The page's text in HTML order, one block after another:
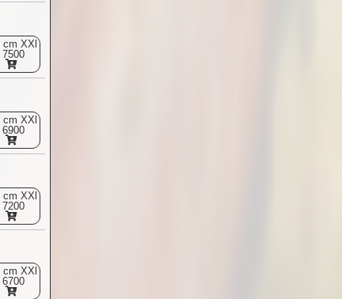
cm XXl
7500
cm XXl
6900
cm XXl
7200
cm XXl
6700